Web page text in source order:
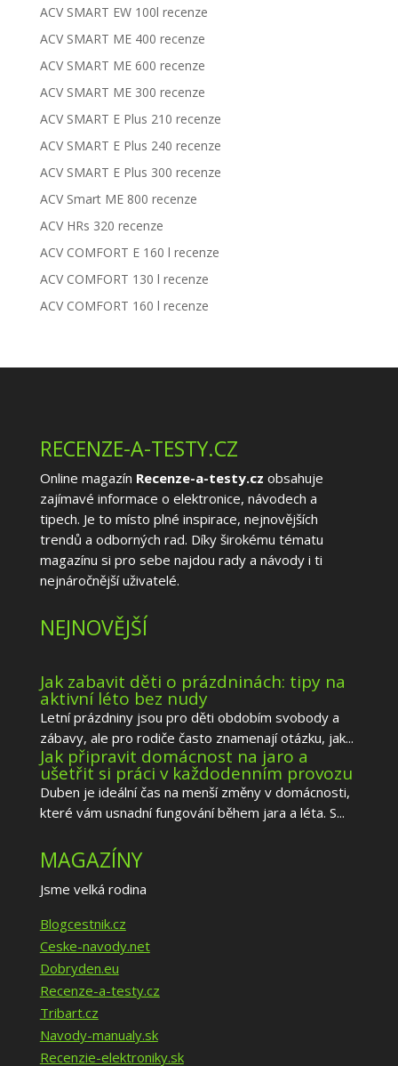
ACV SMART EW 100l recenze
ACV SMART ME 400 recenze
ACV SMART ME 600 recenze
ACV SMART ME 300 recenze
ACV SMART E Plus 210 recenze
ACV SMART E Plus 240 recenze
ACV SMART E Plus 300 recenze
ACV Smart ME 800 recenze
ACV HRs 320 recenze
ACV COMFORT E 160 l recenze
ACV COMFORT 130 l recenze
ACV COMFORT 160 l recenze
RECENZE-A-TESTY.CZ
Online magazín Recenze-a-testy.cz obsahuje
zajímavé informace o elektronice, návodech a
tipech. Je to místo plné inspirace, nejnovějších
trendů a odborných rad. Díky širokému tématu
magazínu si pro sebe najdou rady a návody i ti
nejnáročnější uživatelé.
NEJNOVĚJŠÍ
Jak zabavit děti o prázdninách: tipy na
aktivní léto bez nudy
Letní prázdniny jsou pro děti obdobím svobody a
zábavy, ale pro rodiče často znamenají otázku, jak...
Jak připravit domácnost na jaro a
ušetřit si práci v každodenním provozu
Duben je ideální čas na menší změny v domácnosti,
které vám usnadní fungování během jara a léta. S...
MAGAZÍNY
Jsme velká rodina
Blogcestnik.cz
Ceske-navody.net
Dobryden.eu
Recenze-a-testy.cz
Tribart.cz
Navody-manualy.sk
Recenzie-elektroniky.sk